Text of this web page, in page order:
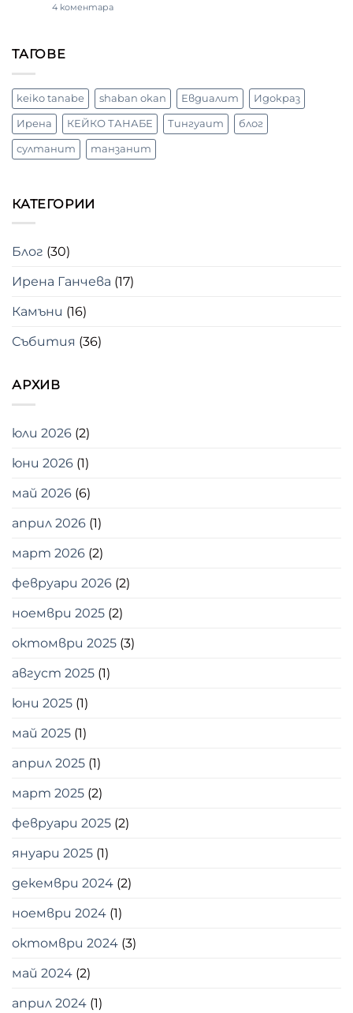
03.06.2026
Танабе
4 коментараза
акварелист,
Япония
ТАГОВЕ
keiko tanabe shaban okan Евдиалит Идокраз
Ирена КЕЙКО ТАНАБЕ Тингуаит блог
султанит танзанит
КАТЕГОРИИ
Блог (30)
Ирена Ганчева (17)
Камъни (16)
Събития (36)
АРХИВ
юли 2026 (2)
юни 2026 (1)
май 2026 (6)
април 2026 (1)
март 2026 (2)
февруари 2026 (2)
ноември 2025 (2)
октомври 2025 (3)
август 2025 (1)
юни 2025 (1)
май 2025 (1)
април 2025 (1)
март 2025 (2)
февруари 2025 (2)
януари 2025 (1)
декември 2024 (2)
ноември 2024 (1)
октомври 2024 (3)
май 2024 (2)
април 2024 (1)